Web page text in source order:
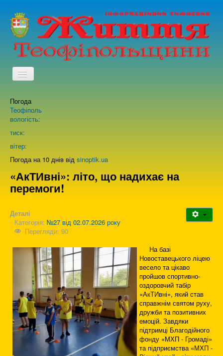
TPL_PROTOSTAR_TOGGLE_MENU
Про нас
Погода
Теофіполь
вологість:
тиск:
вітер:
Погода на 10 днів від sinoptik.ua
«АкТИвні»: літо, що надихає на
перемоги!
Деталі
Категорія: №27 від 02.07.2026 року
Перегляди: 90
На базі
Новоставецького ліцею
весело та цікаво
пройшов спортивно-
оздоровчий табір
«АкТИвні», який став
справжнім святом руху,
дружби та позитивних
емоцій. Завдяки
підтримці Благодійного
фонду «МХП - Громаді»
та підприємства «МХП -